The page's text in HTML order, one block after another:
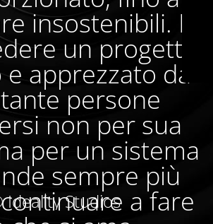
insostenibili. È
un progetto
apprezzato da
persone
non per sua
per un sistema
sempre più
a fare
Studios